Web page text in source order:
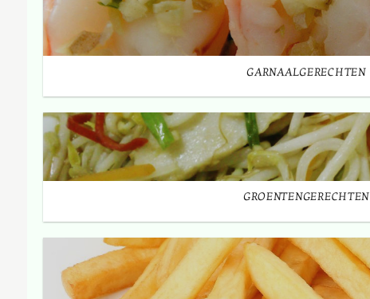
GARNAALGERECHTEN
GROENTENGERECHTEN